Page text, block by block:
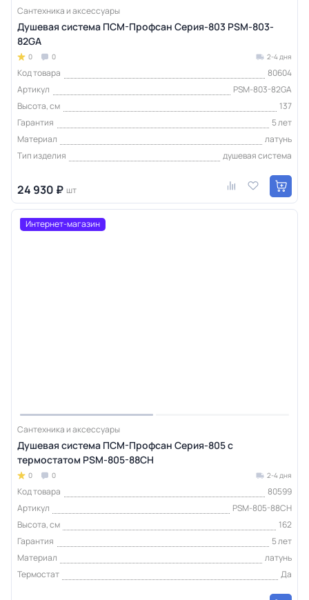
Сантехника и аксессуары
Душевая система ПСМ-Профсан Серия-803 PSM-803-
82GA
0 0 2-4 дня
Код товара
80604
Артикул
PSM-803-82GA
Высота, см
137
Гарантия
5 лет
Материал
латунь
Тип изделия
душевая система
24 930 ₽ шт
Интернет-магазин
Сантехника и аксессуары
Душевая система ПСМ-Профсан Серия-805 с
термостатом PSM-805-88CH
0 0 2-4 дня
Код товара
80599
Артикул
PSM-805-88CH
Высота, см
162
Гарантия
5 лет
Материал
латунь
Термостат
Да